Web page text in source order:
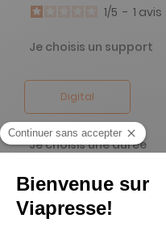
1/5 - 1 avis
Je choisis un support
Digital
Je choisis une durée
Abonnement 1 an
4 n° • Digital